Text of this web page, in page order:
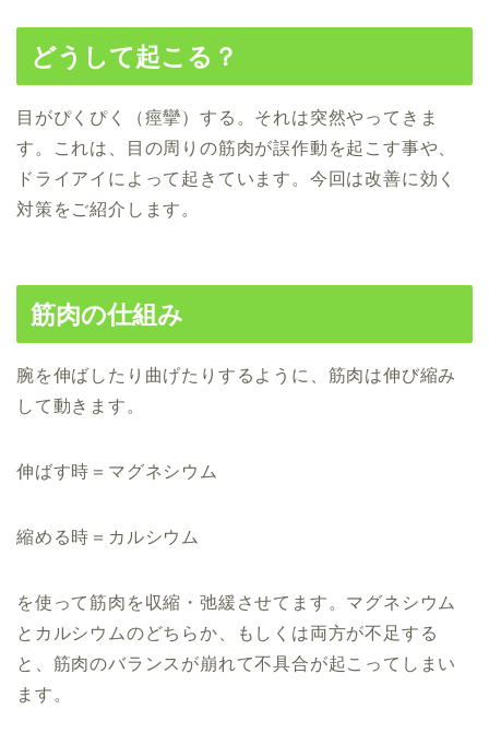
どうして起こる？
目がぴくぴく（痙攣）する。 それは突然やってきま
す。
これは、 目の周りの筋肉が誤作動を起こす事や、
ドライアイ によって 起きています。 今回は改善に効く
対策をご紹介します。
筋肉の仕組み
腕を伸ばしたり曲げたりするように、 筋肉は伸び縮み
して動きます。
伸ばす時＝マグネシウム
縮める時＝カルシウム
を使って筋肉を収縮・弛緩させてます。 マグネシウム
と カルシウムのどちらか もしくは両方が不足する
と、 筋肉のバランスが崩れて不具合が起こってしまい
ます。